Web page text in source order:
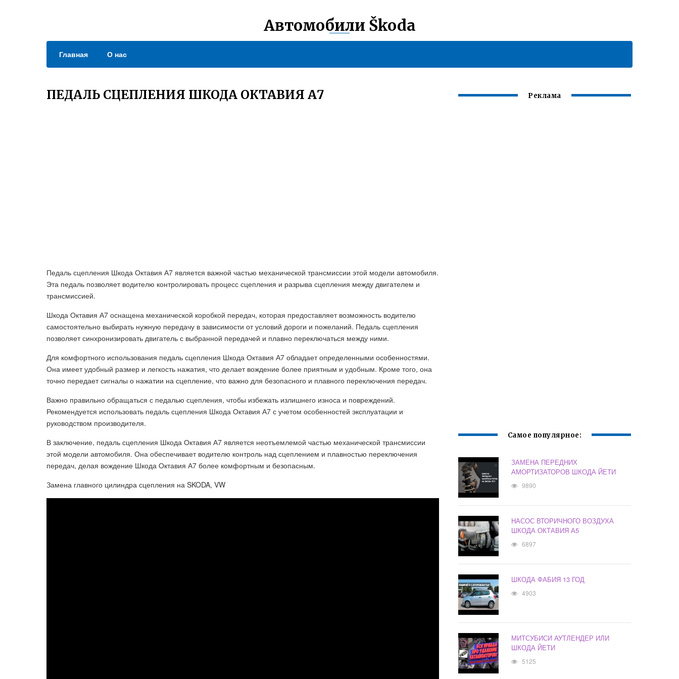
Автомобили Škoda
Главная О нас
ПЕДАЛЬ СЦЕПЛЕНИЯ ШКОДА ОКТАВИЯ А7
Педаль сцепления Шкода Октавия А7 является важной частью механической трансмиссии этой модели автомобиля.
Эта педаль позволяет водителю контролировать процесс сцепления и разрыва сцепления между двигателем и
трансмиссией.
Шкода Октавия А7 оснащена механической коробкой передач, которая предоставляет возможность водителю
самостоятельно выбирать нужную передачу в зависимости от условий дороги и пожеланий. Педаль сцепления
позволяет синхронизировать двигатель с выбранной передачей и плавно переключаться между ними.
Для комфортного использования педаль сцепления Шкода Октавия А7 обладает определенными особенностями.
Она имеет удобный размер и легкость нажатия, что делает вождение более приятным и удобным. Кроме того, она
точно передает сигналы о нажатии на сцепление, что важно для безопасного и плавного переключения передач.
Важно правильно обращаться с педалью сцепления, чтобы избежать излишнего износа и повреждений.
Рекомендуется использовать педаль сцепления Шкода Октавия А7 с учетом особенностей эксплуатации и
руководством производителя.
В заключение, педаль сцепления Шкода Октавия А7 является неотъемлемой частью механической трансмиссии
этой модели автомобиля. Она обеспечивает водителю контроль над сцеплением и плавностью переключения
передач, делая вождение Шкода Октавия А7 более комфортным и безопасным.
Замена главного цилиндра сцепления на SKODA, VW
Реклама
Самое популярное:
ЗАМЕНА ПЕРЕДНИХ
АМОРТИЗАТОРОВ ШКОДА ЙЕТИ
9890
НАСОС ВТОРИЧНОГО ВОЗДУХА
ШКОДА ОКТАВИЯ А5
6897
ШКОДА ФАБИЯ 13 ГОД
4903
МИТСУБИСИ АУТЛЕНДЕР ИЛИ
ШКОДА ЙЕТИ
5125